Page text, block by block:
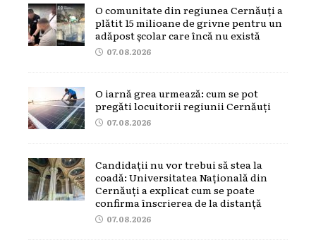
O comunitate din regiunea Cernăuți a
plătit 15 milioane de grivne pentru un
adăpost școlar care încă nu există
07.08.2026
O iarnă grea urmează: cum se pot
pregăti locuitorii regiunii Cernăuți
07.08.2026
Candidații nu vor trebui să stea la
coadă: Universitatea Națională din
Cernăuți a explicat cum se poate
confirma înscrierea de la distanță
07.08.2026